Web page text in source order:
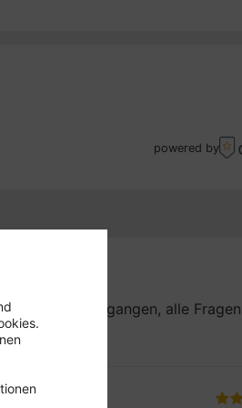
powered by
Fragen eingegangen, alle